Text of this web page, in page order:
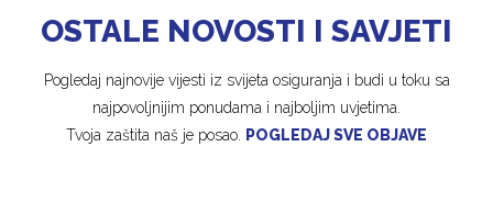
OSTALE NOVOSTI I SAVJETI
Pogledaj najnovije vijesti iz svijeta osiguranja i budi u toku sa
najpovoljnijim ponudama i najboljim uvjetima.
Tvoja zaštita naš je posao.
POGLEDAJ SVE OBJAVE